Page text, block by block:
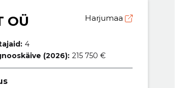
OÜ Harjumaa
4
(2026): 215 750 €